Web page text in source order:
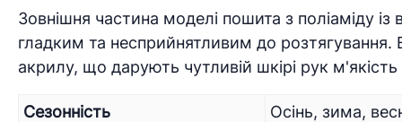
Зовнішня частина моделі пошита з поліаміду
гладким та несприйнятливим до розтягування.
акрилу, що дарують чутливій шкірі рук
Сезонність Осінь, зима,